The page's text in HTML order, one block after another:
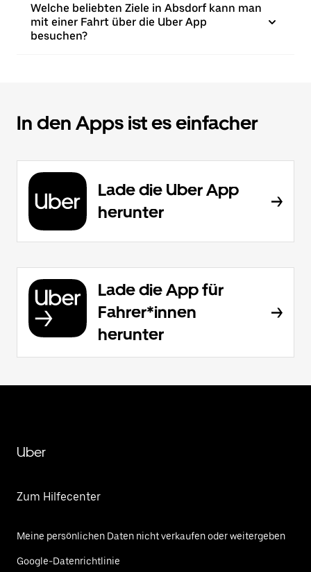
Welche beliebten Ziele in Absdorf kann man
mit einer Fahrt über die Uber App
besuchen?
In den Apps ist es einfacher
Lade die Uber App
herunter
Lade die App für
Fahrer*innen
herunter
Uber
Zum Hilfecenter
Meine persönlichen Daten nicht verkaufen oder weitergeben
Google-Datenrichtlinie